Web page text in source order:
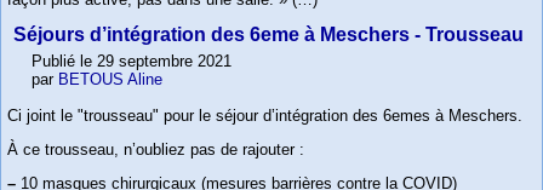
Séjours d’intégration des 6eme à Meschers - Trousseau
Publié le 29 septembre 2021
par BETOUS Aline
Ci joint le "trousseau" pour le séjour d’intégration des 6emes à Meschers.
À ce trousseau, n’oubliez pas de rajouter :
– 10 masques chirurgicaux (mesures barrières contre la COVID)